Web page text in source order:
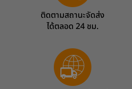
ติดตามสถานะจัดส่ง
ได้ตลอด 24 ชม.